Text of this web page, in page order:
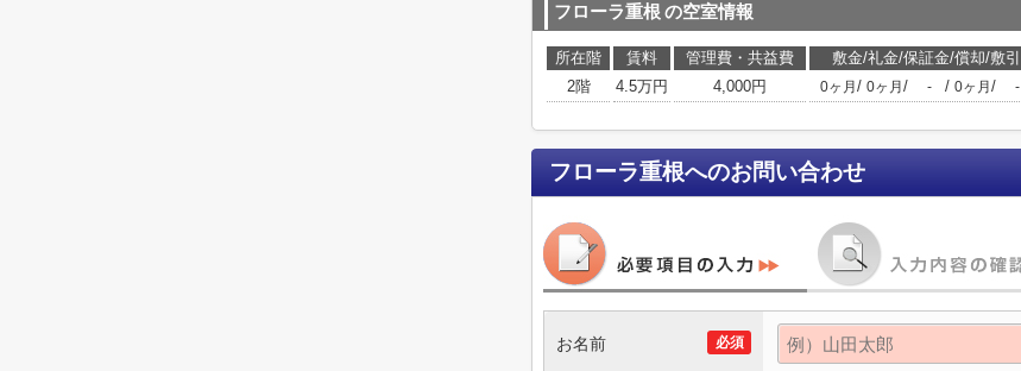
フローラ重根 の空室情報
所在階 賃料 管理費・共益費 敷金/礼金/保証金/償却/敷引
2階
4.5万円 4,000円 0ヶ月 / 0ヶ月 / - / 0ヶ月 / -
フローラ重根へのお問い合わせ
必須
お名前